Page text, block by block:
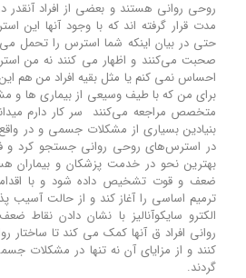
روحی روانی هستند و بعضی از افراد آنقدر
مدت قرار گرفته اند که با وجود آنها
حتی در بیان اینکه شما استرس را تحمل
صحبت می‌کنند و اظهار می کنند نه من
احساس نمی کنم یا مثل بقیه افراد من هم
برای من که با طیف وسیعی از بیماری ها و
متخصص مراجعه می‌کنند سر کار دارم
در استرس‌های روحی روانی جستجو کرد و
بهترین نحو در خدمت پزشکان و بیماران
ضعف و قوت تشخیص داده شود و با
ترمیم اساسی را آغاز کند و از حالت آسیب
الکترو سایکوآنالیز با نشان دادن نقاط
روانی افراد ق آنها کمک می کند تا ساختار
کنند و از مزایای آن نه تنها در مشکلات
گردند.